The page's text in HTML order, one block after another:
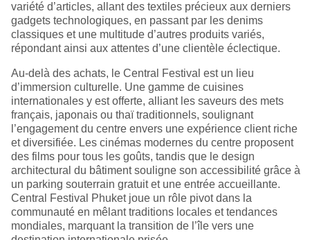
variété d’articles, allant des textiles précieux aux derniers
gadgets technologiques, en passant par les denims
classiques et une multitude d’autres produits variés,
répondant ainsi aux attentes d’une clientèle éclectique.
Au-delà des achats, le Central Festival est un lieu
d’immersion culturelle. Une gamme de cuisines
internationales y est offerte, alliant les saveurs des mets
français, japonais ou thaï traditionnels, soulignant
l’engagement du centre envers une expérience client riche
et diversifiée. Les cinémas modernes du centre proposent
des films pour tous les goûts, tandis que le design
architectural du bâtiment souligne son accessibilité grâce à
un parking souterrain gratuit et une entrée accueillante.
Central Festival Phuket joue un rôle pivot dans la
communauté en mêlant traditions locales et tendances
mondiales, marquant la transition de l’île vers une